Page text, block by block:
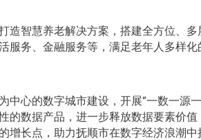
智慧养老解决方案，搭建全方位、
务、金融服务等，满足老年人多样化
心的数字城市建设，开展“一数一
数据产品，进一步释放数据要素价
长点，助力抚顺市在数字经济浪潮中